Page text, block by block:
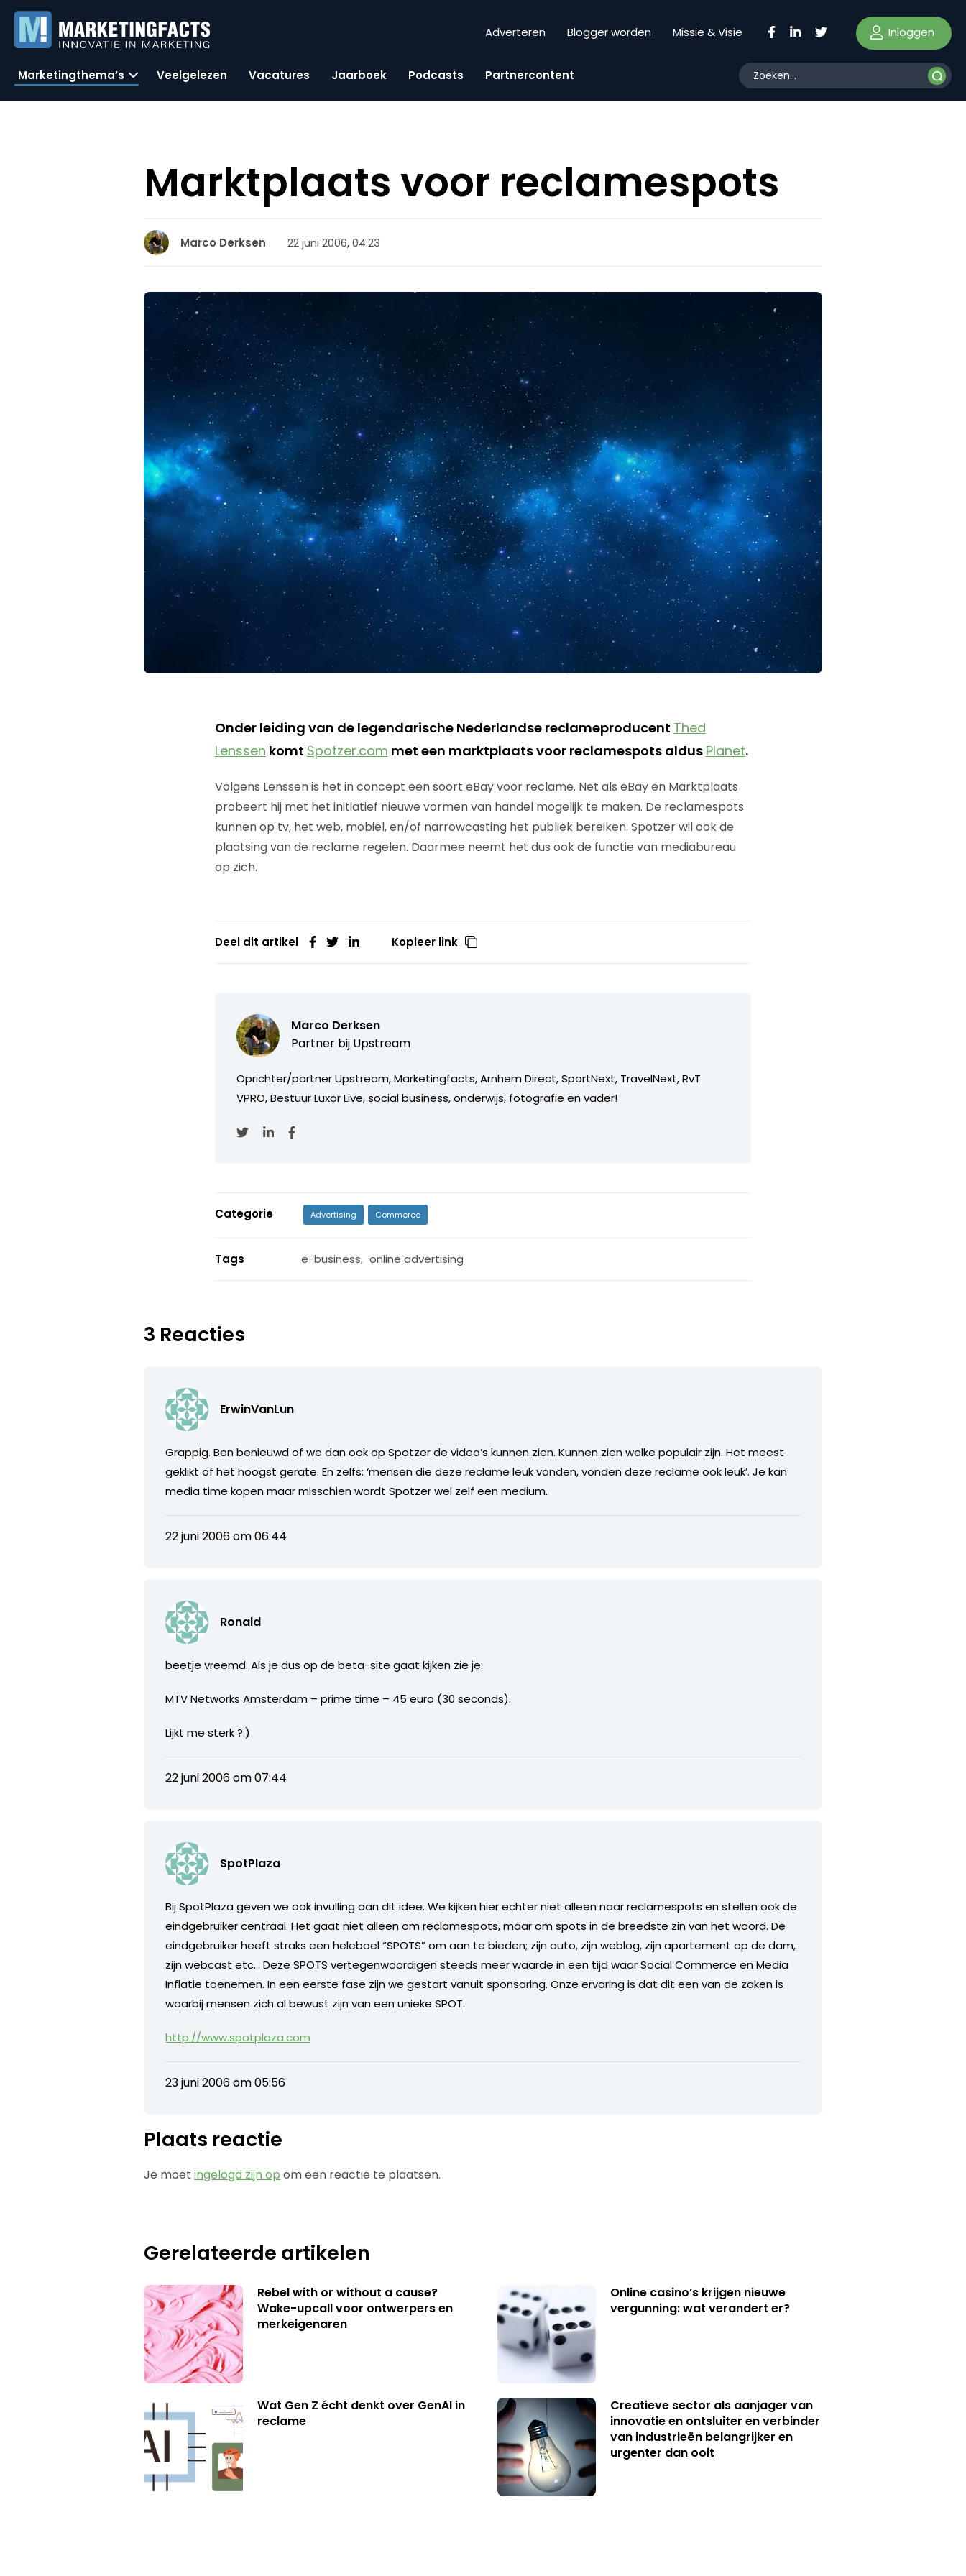
Adverteren Blogger worden Missie & Visie Inloggen
Marketingthema’s Veelgelezen Vacatures Jaarboek Podcasts Partnercontent
Marktplaats voor reclamespots
Marco Derksen 22 juni 2006, 04:23
Onder leiding van de legendarische Nederlandse reclameproducent Thed
Lenssen komt Spotzer.com met een marktplaats voor reclamespots aldus Planet.
Volgens Lenssen is het in concept een soort eBay voor reclame. Net als eBay en Marktplaats
probeert hij met het initiatief nieuwe vormen van handel mogelijk te maken. De reclamespots
kunnen op tv, het web, mobiel, en/of narrowcasting het publiek bereiken. Spotzer wil ook de
plaatsing van de reclame regelen. Daarmee neemt het dus ook de functie van mediabureau
op zich.
Deel dit artikel Kopieer link
Marco Derksen
Partner bij Upstream
Oprichter/partner Upstream, Marketingfacts, Arnhem Direct, SportNext, TravelNext, RvT
VPRO, Bestuur Luxor Live, social business, onderwijs, fotografie en vader!
Categorie Advertising Commerce
Tags e-business, online advertising
3 Reacties
ErwinVanLun
Grappig. Ben benieuwd of we dan ook op Spotzer de video’s kunnen zien. Kunnen zien welke populair zijn. Het meest
geklikt of het hoogst gerate. En zelfs: ‘mensen die deze reclame leuk vonden, vonden deze reclame ook leuk’. Je kan
media time kopen maar misschien wordt Spotzer wel zelf een medium.
22 juni 2006 om 06:44
Ronald
beetje vreemd. Als je dus op de beta-site gaat kijken zie je:
MTV Networks Amsterdam – prime time – 45 euro (30 seconds).
Lijkt me sterk ?:)
22 juni 2006 om 07:44
SpotPlaza
Bij SpotPlaza geven we ook invulling aan dit idee. We kijken hier echter niet alleen naar reclamespots en stellen ook de
eindgebruiker centraal. Het gaat niet alleen om reclamespots, maar om spots in de breedste zin van het woord. De
eindgebruiker heeft straks een heleboel “SPOTS” om aan te bieden; zijn auto, zijn weblog, zijn apartement op de dam,
zijn webcast etc… Deze SPOTS vertegenwoordigen steeds meer waarde in een tijd waar Social Commerce en Media
Inflatie toenemen. In een eerste fase zijn we gestart vanuit sponsoring. Onze ervaring is dat dit een van de zaken is
waarbij mensen zich al bewust zijn van een unieke SPOT.
http://www.spotplaza.com
23 juni 2006 om 05:56
Plaats reactie
Je moetingelogd zijn op om een reactie te plaatsen.
Gerelateerde artikelen
Rebel with or without a cause?
Wake-upcall voor ontwerpers en
merkeigenaren
Online casino’s krijgen nieuwe
vergunning: wat verandert er?
Wat Gen Z écht denkt over GenAI in
reclame
Creatieve sector als aanjager van
innovatie en ontsluiter en verbinder
van industrieën belangrijker en
urgenter dan ooit